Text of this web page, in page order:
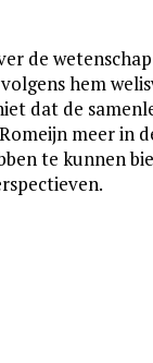
de
hem
dat de
meer in
te kunnen